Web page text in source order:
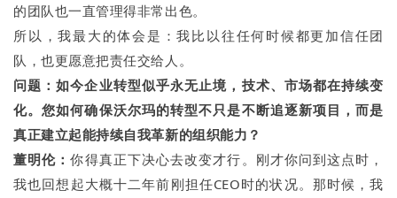
的团队也一直管理得非常出色。
所以，我最大的体会是：我比以往任何时候都更加信任团
队，也更愿意把责任交给人。
问题：如今企业转型似乎永无止境，技术、市场都在持续变
化。您如何确保沃尔玛的转型不只是不断追逐新项目，而是
真正建立起能持续自我革新的组织能力？
董明伦：你得真正下决心去改变才行。刚才你问到这点时，
我也回想起大概十二年前刚担任CEO时的状况。那时候，我